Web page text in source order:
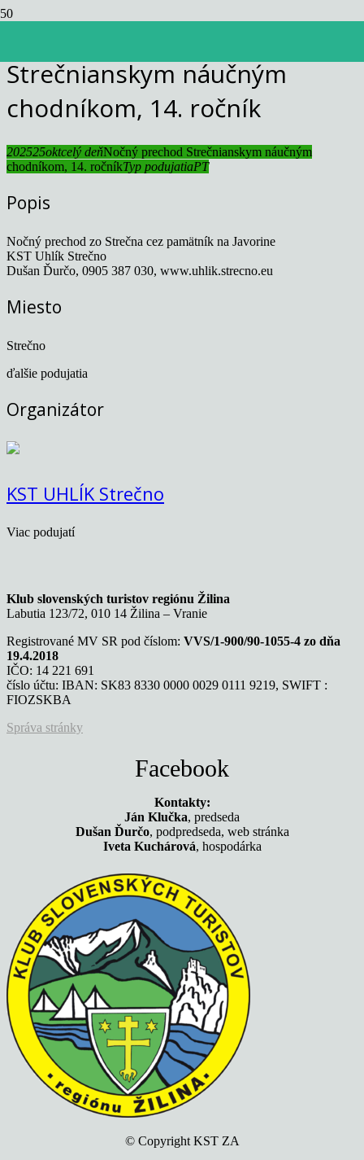
Strečnianskym náučným
chodníkom, 14. ročník
202525oktcelý deňNočný prechod Strečnianskym náučným
chodníkom, 14. ročníkTyp podujatiaPT
Popis
Nočný prechod zo Strečna cez pamätník na Javorine
KST Uhlík Strečno
Dušan Ďurčo, 0905 387 030, www.uhlik.strecno.eu
Miesto
Strečno
ďalšie podujatia
Organizátor
KST UHLÍK Strečno
Viac podujatí
Klub slovenských turistov regiónu Žilina
Labutia 123/72, 010 14 Žilina – Vranie
Registrované MV SR pod číslom: VVS/1-900/90-1055-4 zo dňa
19.4.2018
IČO: 14 221 691
číslo účtu: IBAN: SK83 8330 0000 0029 0111 9219, SWIFT :
FIOZSKBA
Správa stránky
Facebook
Kontakty:
Ján Klučka, predseda
Dušan Ďurčo, podpredseda, web stránka
Iveta Kuchárová, hospodárka
© Copyright KST ZA